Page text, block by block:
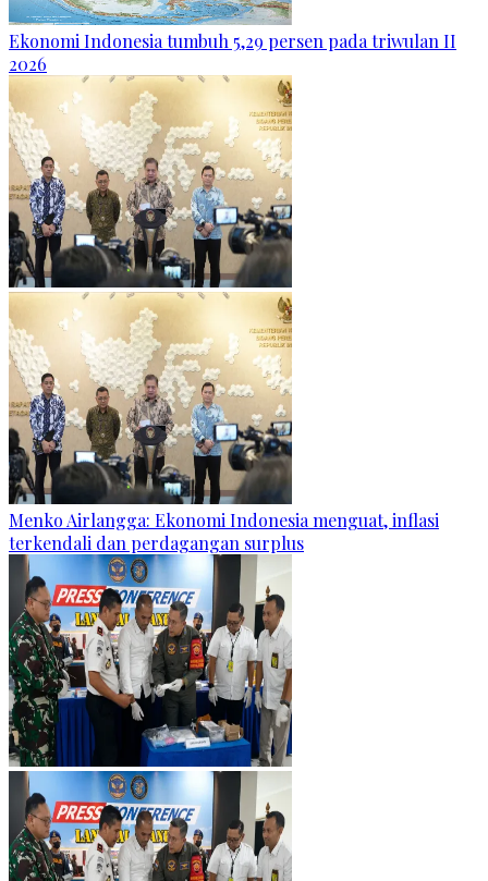
Ekonomi Indonesia tumbuh 5,29 persen pada triwulan II
2026
Menko Airlangga: Ekonomi Indonesia menguat, inflasi
terkendali dan perdagangan surplus